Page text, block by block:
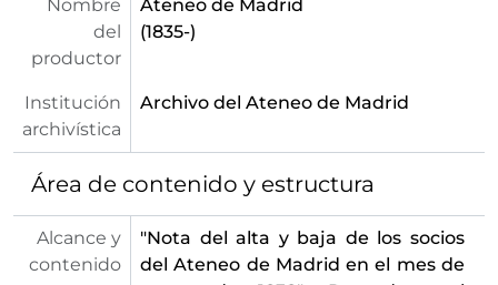
Nombre
del
productor
Ateneo de Madrid
(1835-)
Institución
archivística
Archivo del Ateneo de Madrid
Área de contenido y estructura
Alcance y
contenido
"Nota del alta y baja de los socios
del Ateneo de Madrid en el mes de